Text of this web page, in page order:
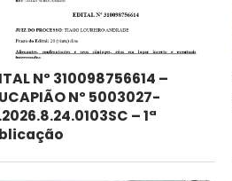
Nº 310098756614 –
Nº 5003027-
– 1ª